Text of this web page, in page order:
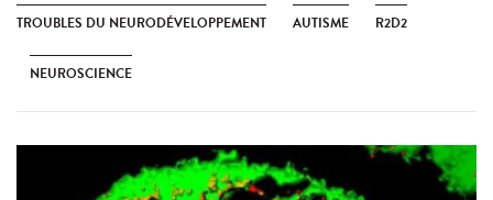
TROUBLES DU NEURODÉVELOPPEMENT AUTISME R2D2
NEUROSCIENCE